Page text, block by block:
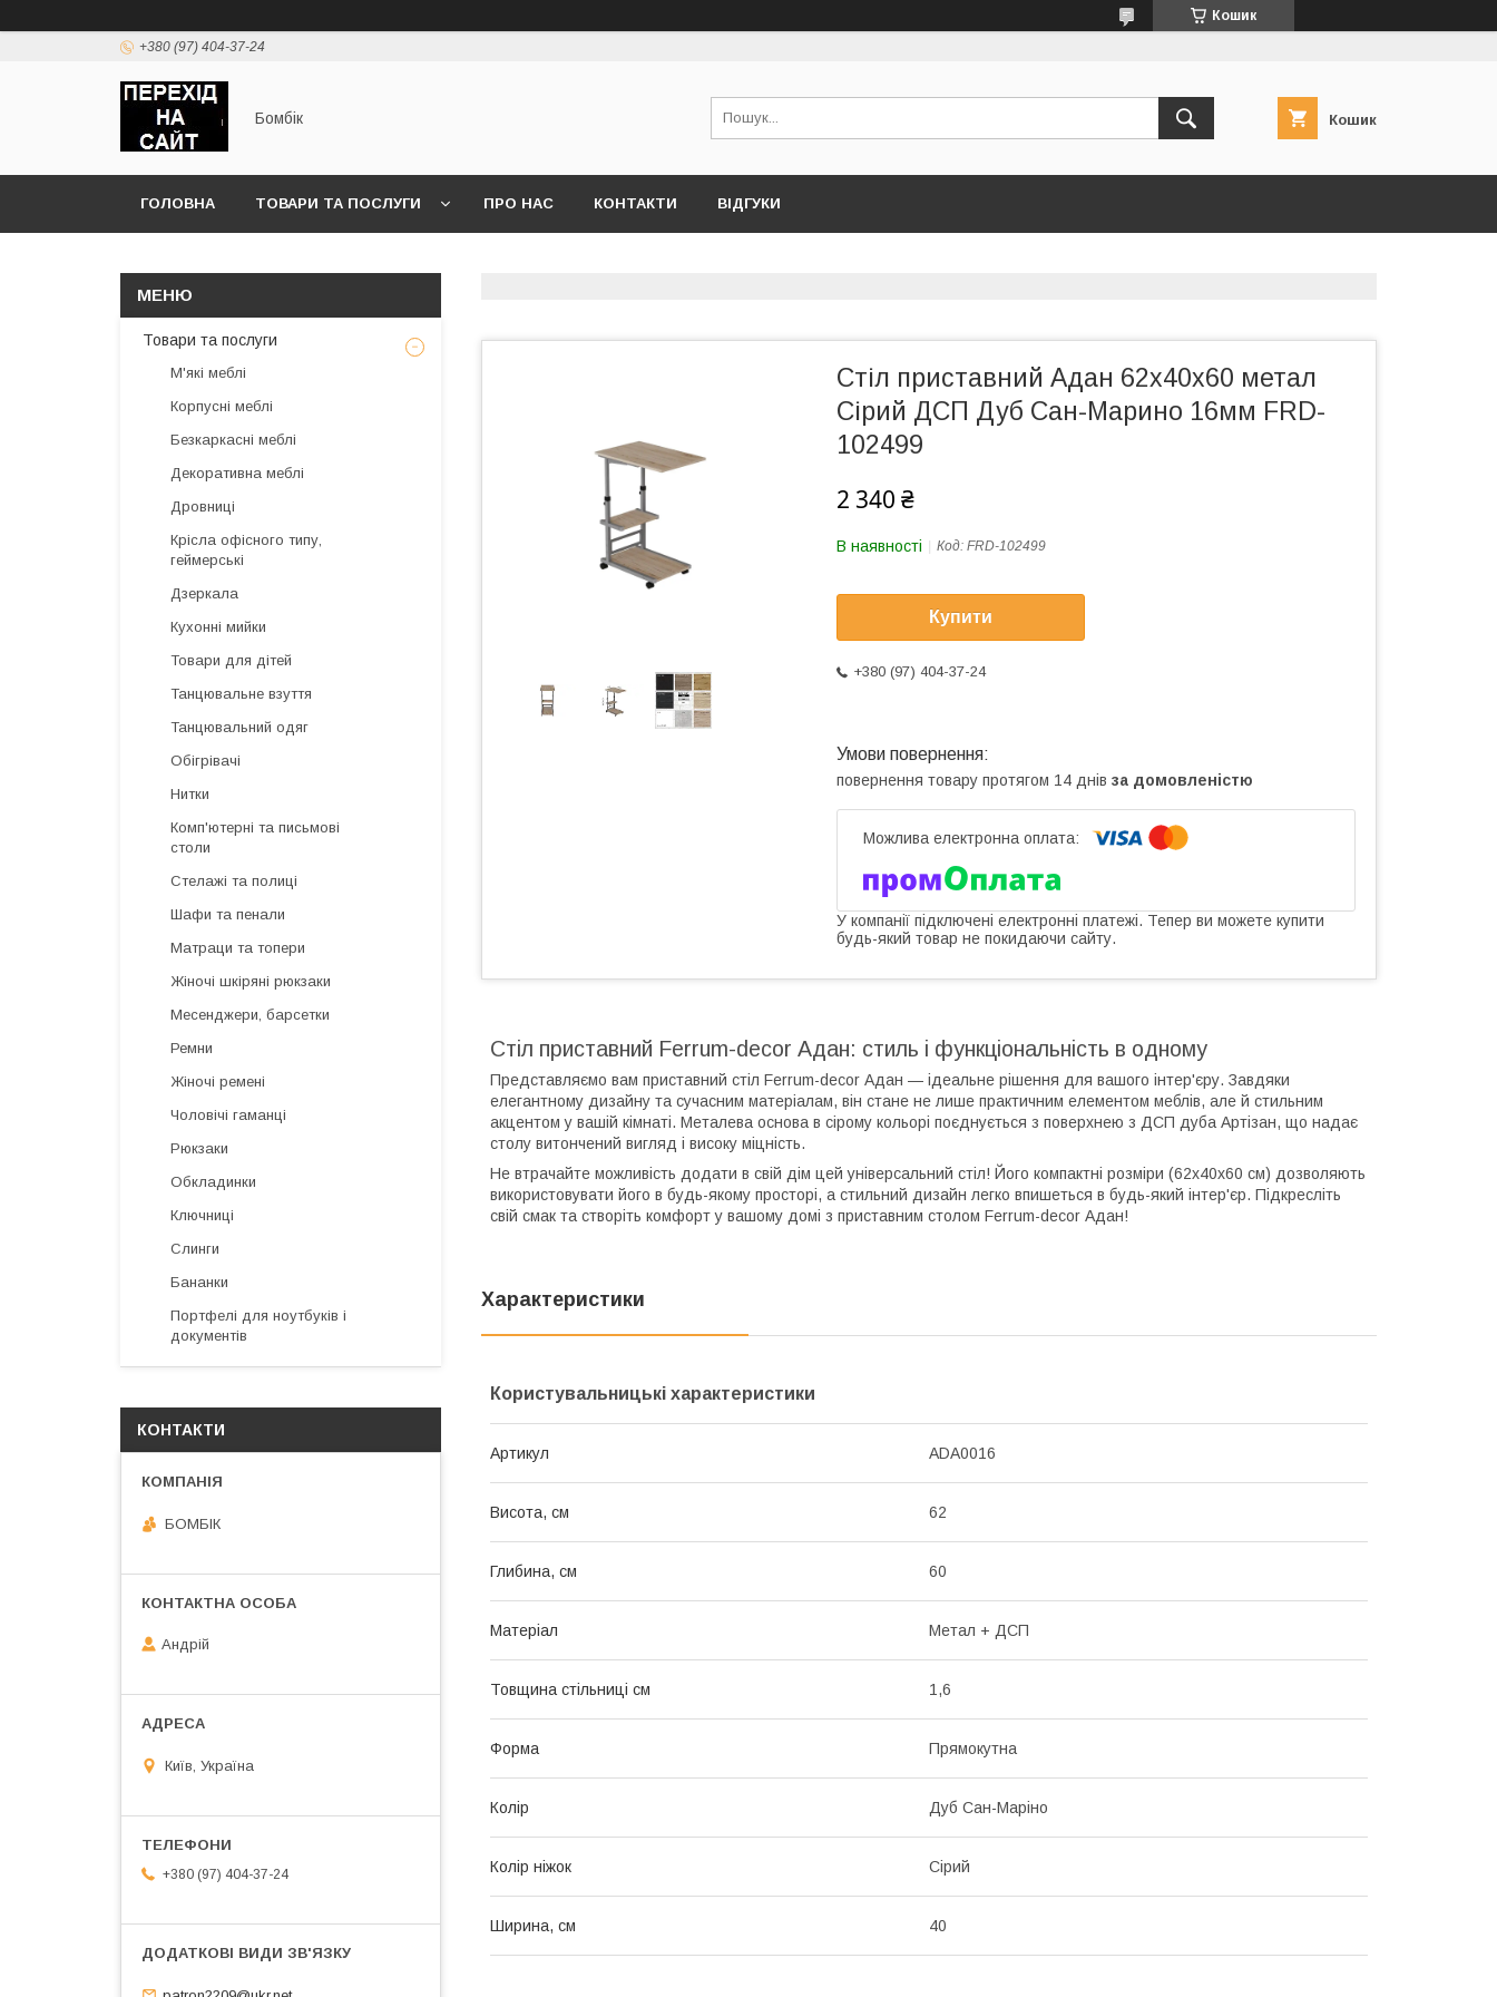
Кошик
+380 (97) 404-37-24
Бомбік Кошик
ГОЛОВНА ТОВАРИ ТА ПОСЛУГИ ПРО НАС КОНТАКТИ ВІДГУКИ
Стіл приставний Адан 62x40x60 метал
Сірий ДСП Дуб Сан-Марино 16мм FRD-
102499
2 340 ₴
В наявності Код: FRD-102499
Купити
+380 (97) 404-37-24
повернення товару протягом 14 днів за домовленістю
У компанії підключені електронні платежі. Тепер ви можете купити
будь-який товар не покидаючи сайту.
Стіл приставний Ferrum-decor Адан: стиль і функціональність в одному
Представляємо вам приставний стіл Ferrum-decor Адан — ідеальне рішення для вашого інтер'єру. Завдяки
елегантному дизайну та сучасним матеріалам, він стане не лише практичним елементом меблів, але й стильним
акцентом у вашій кімнаті. Металева основа в сірому кольорі поєднується з поверхнею з ДСП дуба Артізан, що надає
столу витончений вигляд і високу міцність.
Не втрачайте можливість додати в свій дім цей універсальний стіл! Його компактні розміри (62x40x60 см) дозволяють
використовувати його в будь-якому просторі, а стильний дизайн легко впишеться в будь-який інтер'єр. Підкресліть
свій смак та створіть комфорт у вашому домі з приставним столом Ferrum-decor Адан!
Характеристики
Користувальницькі характеристики
Артикул ADA0016
Висота, см 62
Глибина, см 60
Матеріал Метал + ДСП
Товщина стільниці см 1,6
Форма Прямокутна
Колір Дуб Сан-Маріно
Колір ніжок Сірий
Ширина, см 40
Товари та послуги
М'які меблі
Корпусні меблі
Безкаркасні меблі
Декоративна меблі
Дровниці
Крісла офісного типу,
геймерські
Дзеркала
Кухонні мийки
Товари для дітей
Танцювальне взуття
Танцювальний одяг
Обігрівачі
Нитки
Комп'ютерні та письмові
столи
Стелажі та полиці
Шафи та пенали
Матраци та топери
Жіночі шкіряні рюкзаки
Месенджери, барсетки
Ремни
Жіночі ремені
Чоловічі гаманці
Рюкзаки
Обкладинки
Ключниці
Слинги
Бананки
Портфелі для ноутбуків і
документів
КОНТАКТИ
БОМБІК
Андрій
Київ, Україна
+380 (97) 404-37-24